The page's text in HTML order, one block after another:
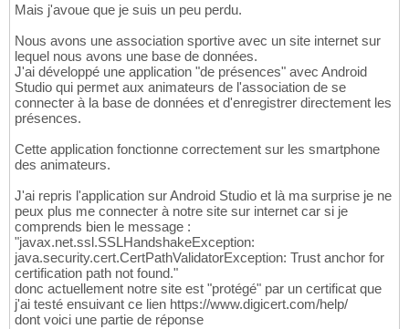
Mais j'avoue que je suis un peu perdu.
Nous avons une association sportive avec un site internet sur
lequel nous avons une base de données.
J'ai développé une application "de présences" avec Android
Studio qui permet aux animateurs de l'association de se
connecter à la base de données et d'enregistrer directement les
présences.
Cette application fonctionne correctement sur les smartphone
des animateurs.
J'ai repris l'application sur Android Studio et là ma surprise je ne
peux plus me connecter à notre site sur internet car si je
comprends bien le message :
"javax.net.ssl.SSLHandshakeException:
java.security.cert.CertPathValidatorException: Trust anchor for
certification path not found."
donc actuellement notre site est "protégé" par un certificat que
j'ai testé ensuivant ce lien https://www.digicert.com/help/
dont voici une partie de réponse